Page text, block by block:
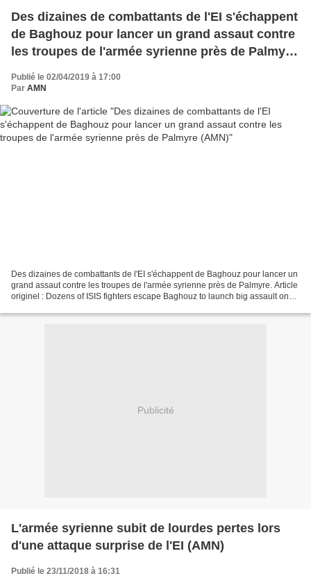
Des dizaines de combattants de l'EI s'échappent
de Baghouz pour lancer un grand assaut contre
les troupes de l'armée syrienne près de Palmyre
(AMN)
Publié le 02/04/2019 à 17:00
Par AMN
Des dizaines de combattants de l'EI s'échappent de Baghouz pour lancer un
grand assaut contre les troupes de l'armée syrienne près de Palmyre. Article
originel : Dozens of ISIS fighters escape Baghouz to launch big assault on
Publicité
L'armée syrienne subit de lourdes pertes lors
d'une attaque surprise de l'EI (AMN)
Publié le 23/11/2018 à 16:31